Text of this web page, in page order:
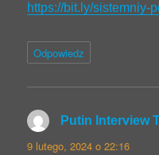
https://bit.ly/sistemniy-
Odpowiedz
Putin Interview
9 lutego, 2024 o 22:16